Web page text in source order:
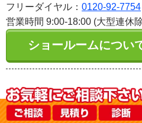
フリーダイヤル： 0120-92-7754
営業時間 9:00-18:00 (大型連休
ショールームについ